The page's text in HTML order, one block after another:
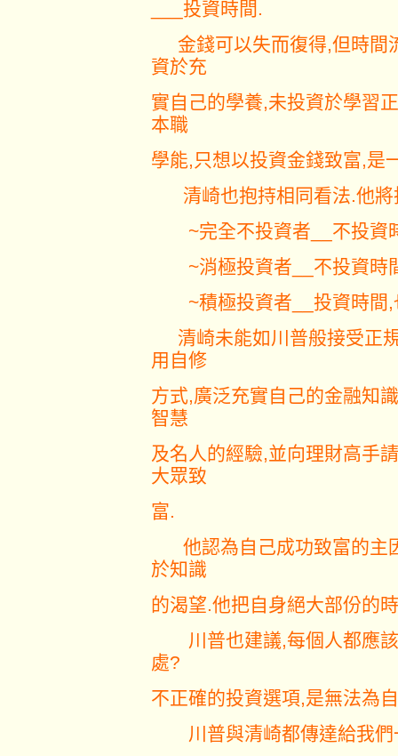
___投資時間.
金錢可以失而復得,但時間
資於充
實自己的學養,未投資於學習
本職
學能,只想以投資金錢致富,是
清崎也抱持相同看法.他將
~完全不投資者__不投資
~消極投資者__不投資時
~積極投資者__投資時間,
清崎未能如川普般接受正
用自修
方式,廣泛充實自己的金融知
智慧
及名人的經驗,並向理財高手
大眾致
富.
他認為自己成功致富的主
於知識
的渴望.他把自身絕大部份的
川普也建議,每個人都應該
處?
不正確的投資選項,是無法為
川普與清崎都傳達給我們